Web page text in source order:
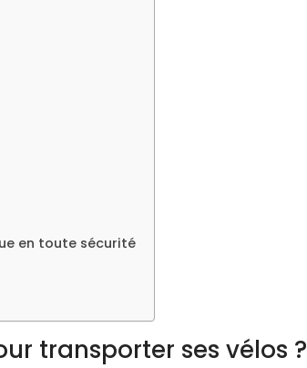
en toute sécurité
transporter ses vélos ?